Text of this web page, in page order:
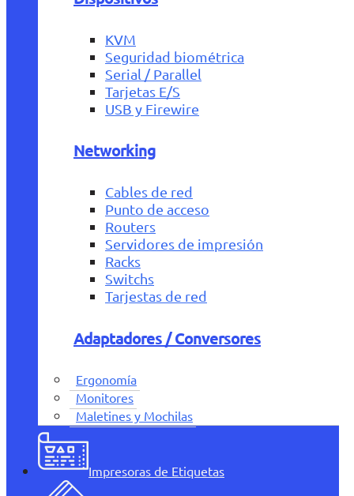
KVM
Seguridad biométrica
Serial / Parallel
Tarjetas E/S
USB y Firewire
Networking
Cables de red
Punto de acceso
Routers
Servidores de impresión
Racks
Switchs
Tarjestas de red
Adaptadores / Conversores
Ergonomía
Monitores
Maletines y Mochilas
Impresoras de Etiquetas